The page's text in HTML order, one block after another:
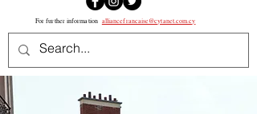
For further information alliancefrancaise@cytanet.com.cy